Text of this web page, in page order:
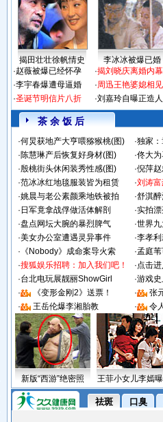
揭田壮壮徐帆情史 李冰冰被爆已婚
·赵薇被爆已经怀孕
·李宇春爆遭母逼婚
·圣诞节明信片八折
·揭刘晓庆离婚内幕
·周迅王艳婆媳相见
·刘嘉玲自曝正造人
茶 余 饭 后
·何炅获地产大亨喂猕猴桃(图) ·独家
·陈慧琳产后恢复好身材(图) ·佟大
·殷桃街头休闲装秀性感(图) ·倪萍
·范冰冰红地毯服装皆为租赁 ·刘涛
·姚晨与老公素颜乘地铁被拍 ·舒淇
· 日军竟拿战俘做活体解剖 ·实拍
·盘点网坛大腕的暴烈脾气 ·世界
·美女办公室遭遇灵异事件 ·李孝
· 《Nobody》成命案导火索 ·孟庭
·搜狐娱乐招聘：加入我们吧！ ·点击
·台北电玩展靓丽ShowGirl ·游戏
·
《变形金刚2》送票！ ·
张
·
王岳伦爆李湘胎教 · 令
新版“西游”绝密照 王菲小女儿李嫣